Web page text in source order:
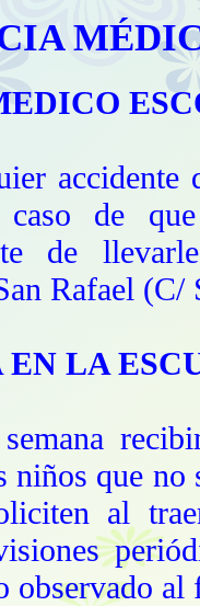
de que
de
Rafael (C/
EN LA
niños que no
al
observado al